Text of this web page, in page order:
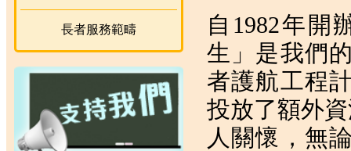
長者服務範疇
自1982年開
生」是我們
者護航工程
投放了額外
人關懷，無